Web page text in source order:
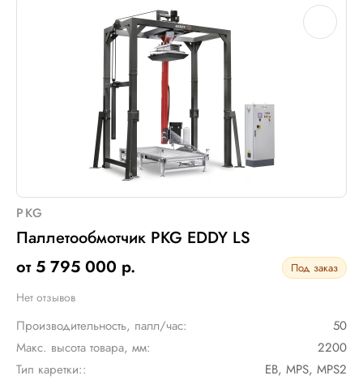
PKG
Паллетообмотчик PKG EDDY LS
от 5 795 000 р.
Под заказ
Нет отзывов
Производительность, палл/час:
50
Макс. высота товара, мм:
2200
Тип каретки::
EB, MPS, MPS2